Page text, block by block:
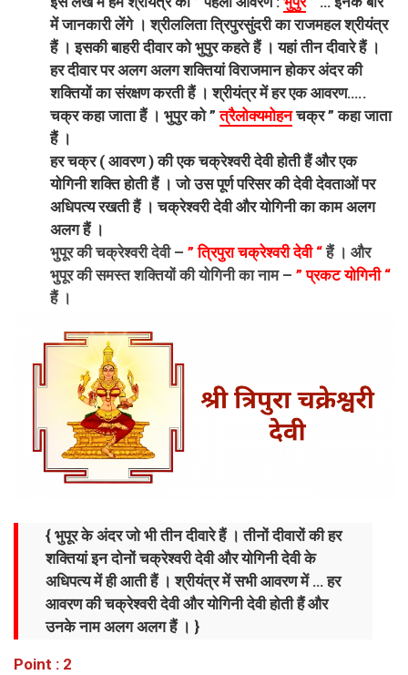
में जानकारी लेंगे । श्रीललिता त्रिपुरसुंदरी का राजमहल श्रीयंत्र
हैं । इसकी बाहरी दीवार को भुपुर कहते हैं । यहां तीन दीवारे हैं ।
हर दीवार पर अलग अलग शक्तियां विराजमान होकर अंदर की
शक्तियों का संरक्षण करती हैं । श्रीयंत्र में हर एक आवरण…..
चक्र कहा जाता हैं । भुपुर को ”त्रैलोक्यमोहनचक्र ” कहा जाता
हैं ।
हर चक्र ( आवरण ) की एक चक्रेश्वरी देवी होती हैं और एक
योगिनी शक्ति होती हैं । जो उस पूर्ण परिसर की देवी देवताओं पर
अधिपत्य रखती हैं । चक्रेश्वरी देवी और योगिनी का काम अलग
अलग हैं ।
भुपूर की चक्रेश्वरी देवी – ” त्रिपुरा चक्रेश्वरी देवी “हैं । और
भुपूर की समस्त शक्तियों की योगिनी का नाम – ” प्रकट योगिनी “
हैं ।
{ भुपूर के अंदर जो भी तीन दीवारे हैं । तीनों दीवारों की हर
शक्तियां इन दोनों चक्रेश्वरी देवी और योगिनी देवी के
अधिपत्य में ही आती हैं । श्रीयंत्र में सभी आवरण में … हर
आवरण की चक्रेश्वरी देवी और योगिनी देवी होती हैं और
उनके नाम अलग अलग हैं । }
Point : 2